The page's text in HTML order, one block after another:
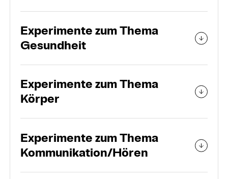
Experimente zum Thema
Gesundheit
Experimente zum Thema
Körper
Experimente zum Thema
Kommunikation/Hören